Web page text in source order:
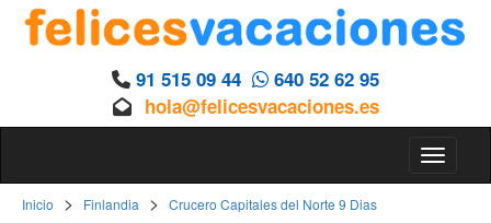
91 515 09 44
640 52 62 95
hola@felicesvacaciones.es
Inicio > Finlandia > Crucero Capitales del Norte 9 Dias